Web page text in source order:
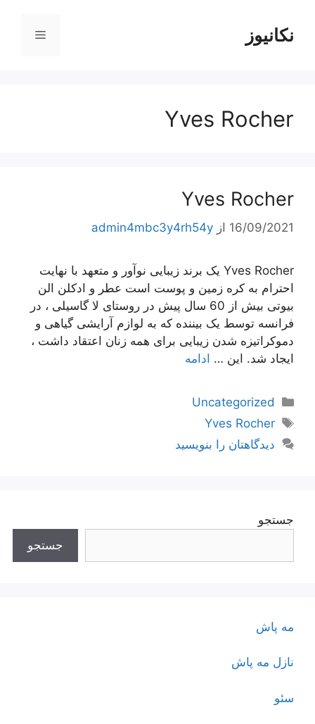
محتوانکانیوز فهرست
Yves Rocher
Yves Rocher
16/09/2021 از admin4mbc3y4rh54y
Yves Rocher یک برند زیبایی نوآور و متعهد با نهایت
احترام به کره زمین و پوست است عطر و ادکلن الن
بیوتی بیش از 60 سال پیش در روستای لا گاسیلی ، در
فرانسه توسط یک بیننده که به لوازم آرایشی گیاهی و
دموکراتیزه شدن زیبایی برای همه زنان اعتقاد داشت ،
ایجاد شد. این … ادامه
دسته‌ها
Uncategorized
برچسب‌ها
Yves Rocher
دیدگاهتان را بنویسید
جستجو
جستجو
مه پاش
نازل مه پاش
سئو